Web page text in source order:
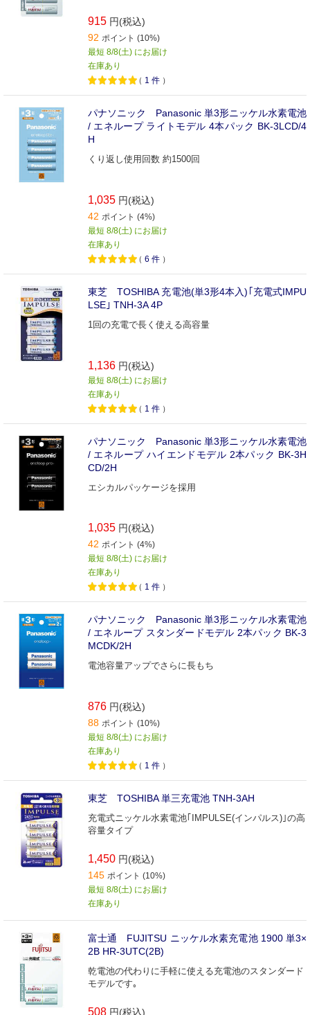
915 円(税込)
92 ポイント (10%)
最短 8/8(土) にお届け
在庫あり
（ 1 件 ）
パナソニック Panasonic 単3形ニッケル水素電池
/ エネループ ライトモデル 4本パック BK-3LCD/4
H
くり返し使用回数 約1500回
1,035 円(税込)
42 ポイント (4%)
最短 8/8(土) にお届け
在庫あり
（ 6 件 ）
東芝 TOSHIBA 充電池(単3形4本入)｢充電式IMPU
LSE｣ TNH-3A 4P
1回の充電で長く使える高容量
1,136 円(税込)
最短 8/8(土) にお届け
在庫あり
（ 1 件 ）
パナソニック Panasonic 単3形ニッケル水素電池
/ エネループ ハイエンドモデル 2本パック BK-3H
CD/2H
エシカルパッケージを採用
1,035 円(税込)
42 ポイント (4%)
最短 8/8(土) にお届け
在庫あり
（ 1 件 ）
パナソニック Panasonic 単3形ニッケル水素電池
/ エネループ スタンダードモデル 2本パック BK-3
MCDK/2H
電池容量アップでさらに長もち
876 円(税込)
88 ポイント (10%)
最短 8/8(土) にお届け
在庫あり
（ 1 件 ）
東芝 TOSHIBA 単三充電池 TNH-3AH
充電式ニッケル水素電池｢IMPULSE(インパルス)｣の高
容量タイプ
1,450 円(税込)
145 ポイント (10%)
最短 8/8(土) にお届け
在庫あり
富士通 FUJITSU ニッケル水素充電池 1900 単3×
2B HR-3UTC(2B)
乾電池の代わりに手軽に使える充電池のスタンダード
モデルです｡
508 円(税込)